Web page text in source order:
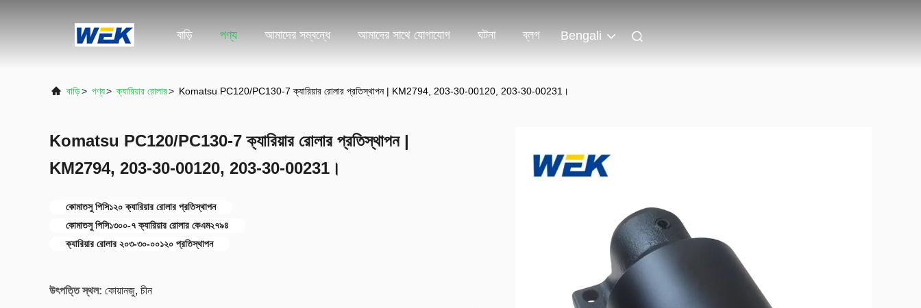
বাড়ি পণ্য আমাদের সম্বন্ধে আমাদের সাথে যোগাযোগ ঘটনা ব্লগ Bengali
বাড়ি> পণ্য> ক্যারিয়ার রোলার> Komatsu PC120/PC130-7 ক্যারিয়ার রোলার প্রতিস্থাপন | KM2794, 203-30-00120, 203-30-00231।
Komatsu PC120/PC130-7 ক্যারিয়ার রোলার প্রতিস্থাপন |
KM2794, 203-30-00120, 203-30-00231।
কোমাতসু পিসি১২০ ক্যারিয়ার রোলার প্রতিস্থাপন
কোমাতসু পিসি১৩০০-৭ ক্যারিয়ার রোলার কেএম২৭৯৪
ক্যারিয়ার রোলার ২০৩-৩০-০০১২০ প্রতিস্থাপন
উৎপত্তি স্থল: কোয়ানজু, চীন